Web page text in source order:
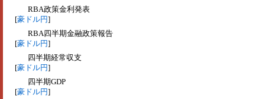
RBA政策金利発表
[豪ドル円]
RBA四半期金融政策報告
[豪ドル円]
四半期経常収支
[豪ドル円]
四半期GDP
[豪ドル円]